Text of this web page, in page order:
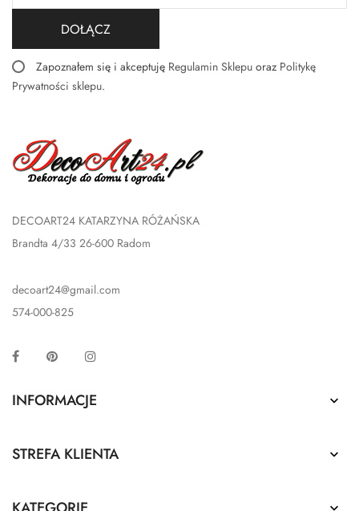
DOŁĄCZ
Zapoznałem się i akceptuję Regulamin Sklepu oraz Politykę
Prywatności sklepu.
DECOART24 KATARZYNA RÓŻAŃSKA
Brandta 4/33 26-600 Radom
decoart24@gmail.com
574-000-825
Facebook Pinterest
INFORMACJE 
STREFA KLIENTA 